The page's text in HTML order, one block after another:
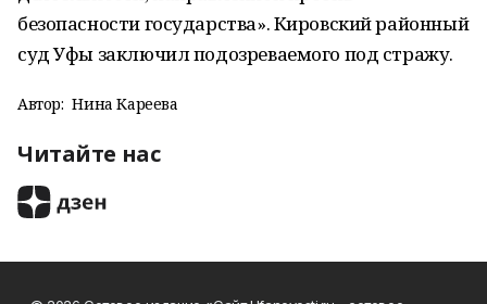
безопасности государства». Кировский районный
суд Уфы заключил подозреваемого под стражу.
Автор: Нина Кареева
Читайте нас